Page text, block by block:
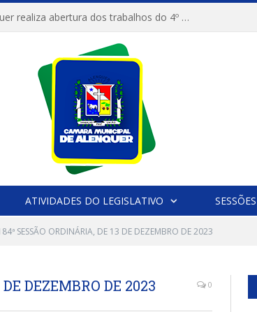
Câmara Municipal de Alenquer realiza abertura dos trabalhos do 4º Período Legislativo
ATIVIDADES DO LEGISLATIVO SESSÕES
SESSÃO ORDINÁRIA, DE 13 DE DEZEMBRO DE 2023
DEZEMBRO DE 2023 0